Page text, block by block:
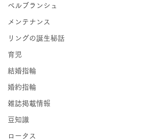
ベルブランシュ
メンテナンス
リングの誕生秘話
育児
結婚指輪
婚約指輪
雑誌掲載情報
豆知識
ロータス